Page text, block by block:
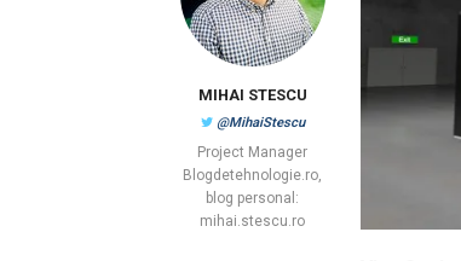
MIHAI STESCU
@MihaiStescu
Project Manager
Blogdetehnologie.ro,
blog personal:
mihai.stescu.ro